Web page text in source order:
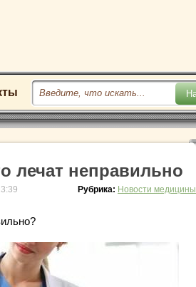
лечат неправильно
Рубрика: Новости медицины